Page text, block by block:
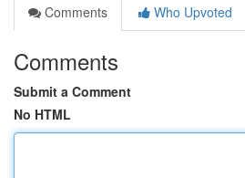
Comments
Who Upvoted
Comments
Submit a Comment
No HTML